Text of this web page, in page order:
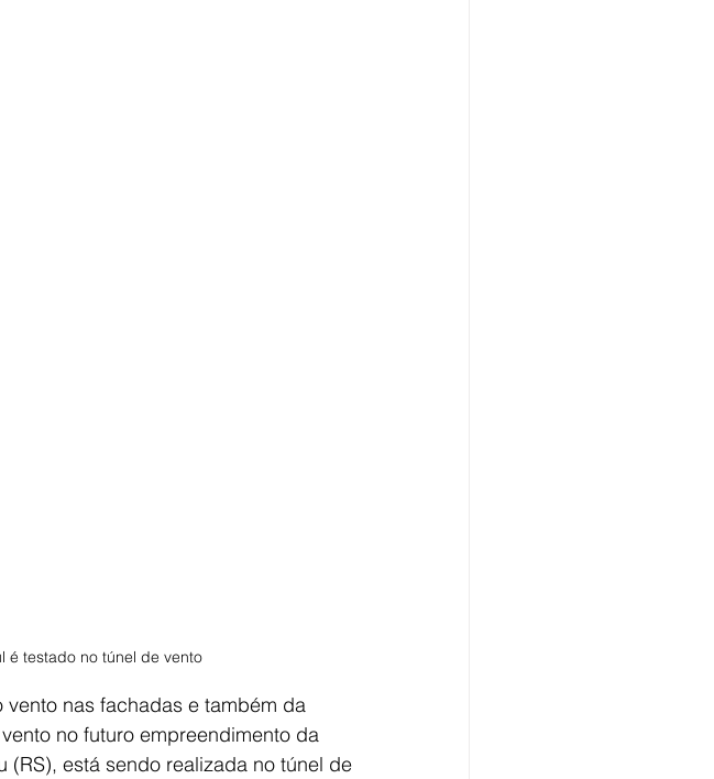
é testado no túnel de vento
nas fachadas e também da
no futuro empreendimento da
está sendo realizada no túnel de